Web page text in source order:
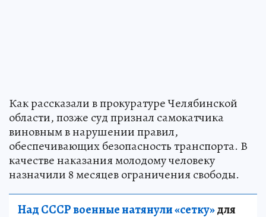
Как рассказали в прокуратуре Челябинской
области, позже суд признал самокатчика
виновным в нарушении правил,
обеспечивающих безопасность транспорта. В
качестве наказания молодому человеку
назначили 8 месяцев ограничения свободы.
Над СССР военные натянули «сетку»для